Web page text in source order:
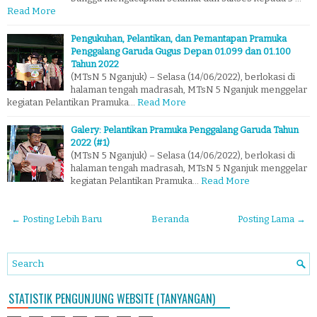
Read More
Pengukuhan, Pelantikan, dan Pemantapan Pramuka
Penggalang Garuda Gugus Depan 01.099 dan 01.100
Tahun 2022
(MTsN 5 Nganjuk) – Selasa (14/06/2022), berlokasi di
halaman tengah madrasah, MTsN 5 Nganjuk menggelar
kegiatan Pelantikan Pramuka… Read More
Galery: Pelantikan Pramuka Penggalang Garuda Tahun
2022 (#1)
(MTsN 5 Nganjuk) – Selasa (14/06/2022), berlokasi di
halaman tengah madrasah, MTsN 5 Nganjuk menggelar
kegiatan Pelantikan Pramuka… Read More
← Posting Lebih Baru Posting Lama →
Beranda
STATISTIK PENGUNJUNG WEBSITE (TANYANGAN)